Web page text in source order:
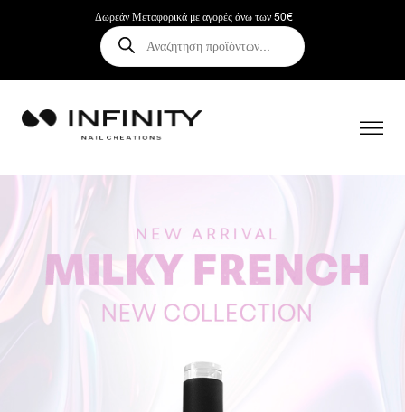
Δωρεάν Μεταφορικά με αγορές άνω των 50€
Αναζήτηση
προϊόντων